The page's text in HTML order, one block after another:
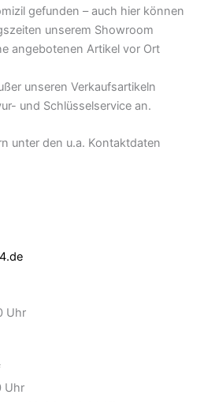
gefunden – auch hier können
unserem Showroom
angebotenen Artikel vor Ort
unseren Verkaufsartikeln
und Schlüsselservice an.
unter den u.a. Kontaktdaten
Uhr
Uhr